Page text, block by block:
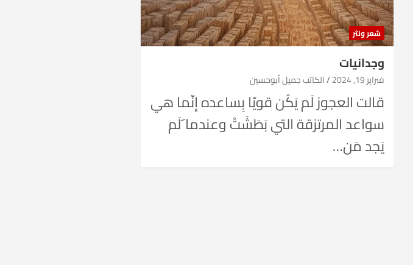
شعر ونثر
وجدانيات
فبراير 19, 2024 الكاتب جميل أبوحسين
قالت العجوز لَم يَكُن قويّا بِساعده إنّما هي
سواعد المرتزقة التي بَطَشَتْ وعندما َلَم
يَجد مَن…